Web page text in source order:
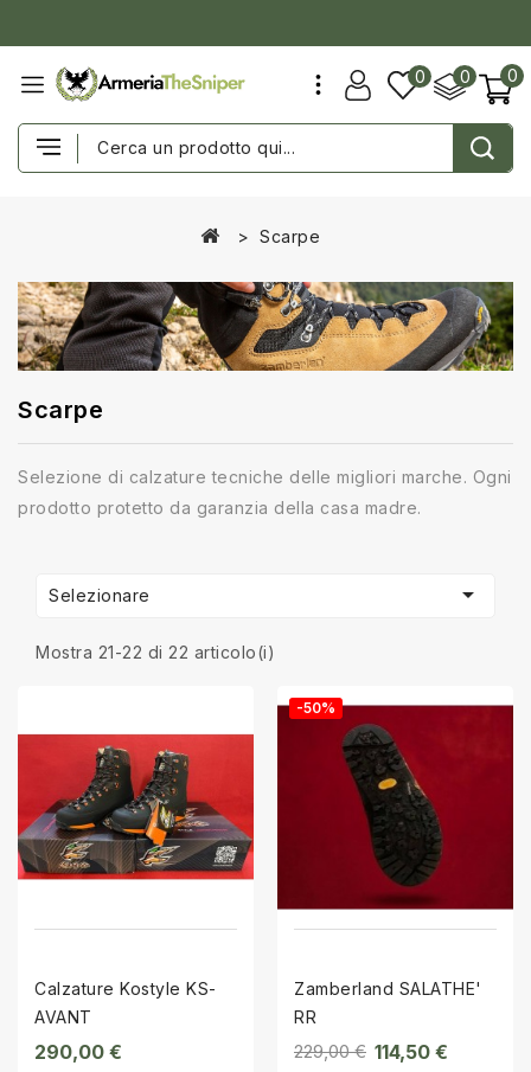
0
0
0
Scarpe
Scarpe
Selezione di calzature tecniche delle migliori marche. Ogni
prodotto protetto da garanzia della casa madre.
Selezionare 
Mostra 21-22 di 22 articolo(i)
Calzature Kostyle KS-
AVANT
290,00 €
-50%
Zamberland SALATHE'
RR
229,00 € 114,50 €